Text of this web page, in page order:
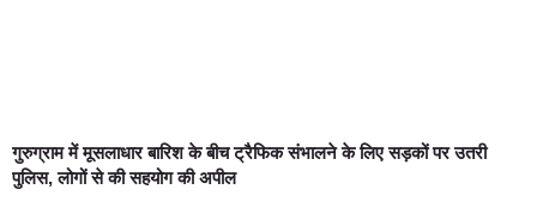
गुरुग्राम में मूसलाधार बारिश के बीच ट्रैफिक संभालने के लिए सड़कों पर उतरी
पुलिस, लोगों से की सहयोग की अपील